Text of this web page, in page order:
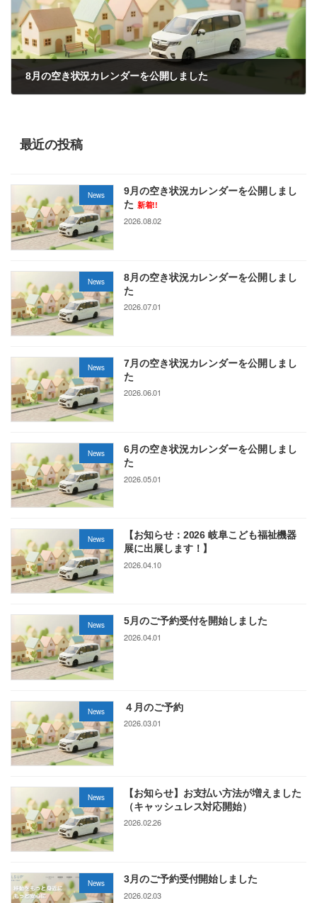
8月の空き状況カレンダーを公開しました
2026.07.01
最近の投稿
News
9月の空き状況カレンダーを公開しまし
た 新着!!
2026.08.02
News
8月の空き状況カレンダーを公開しまし
た
2026.07.01
News
7月の空き状況カレンダーを公開しまし
た
2026.06.01
News
6月の空き状況カレンダーを公開しまし
た
2026.05.01
News
【お知らせ：2026 岐阜こども福祉機器
展に出展します！】
2026.04.10
News
5月のご予約受付を開始しました
2026.04.01
News
４月のご予約
2026.03.01
News
【お知らせ】お支払い方法が増えました
（キャッシュレス対応開始）
2026.02.26
News
3月のご予約受付開始しました
2026.02.03